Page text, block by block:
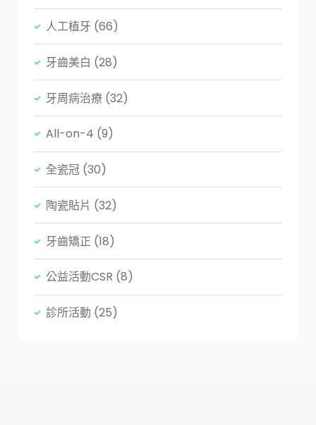
人工植牙 (66)
牙齒美白 (28)
牙周病治療 (32)
All-on-4 (9)
全瓷冠 (30)
陶瓷貼片 (32)
牙齒矯正 (18)
公益活動CSR (8)
診所活動 (25)